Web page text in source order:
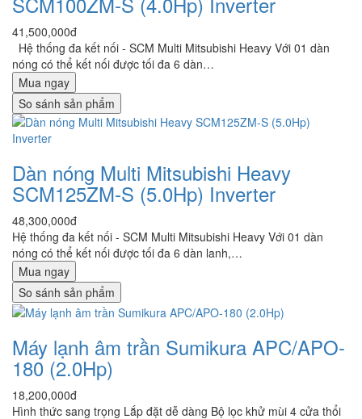
41,500,000đ
Hệ thống đa kết nối - SCM Multi Mitsubishi Heavy Với 01 dàn
nóng có thể kết nối được tối đa 6 dàn…
Mua ngay
So sánh sản phẩm
Dàn nóng Multi Mitsubishi Heavy
SCM125ZM-S (5.0Hp) Inverter
48,300,000đ
Hệ thống đa kết nối - SCM Multi Mitsubishi Heavy Với 01 dàn
nóng có thể kết nối được tối đa 6 dàn lanh,…
Mua ngay
So sánh sản phẩm
Máy lạnh âm trần Sumikura APC/APO-
180 (2.0Hp)
18,200,000đ
Hình thức sang trọng Lắp đặt dễ dàng Bộ lọc khử mùi 4 cửa thổi